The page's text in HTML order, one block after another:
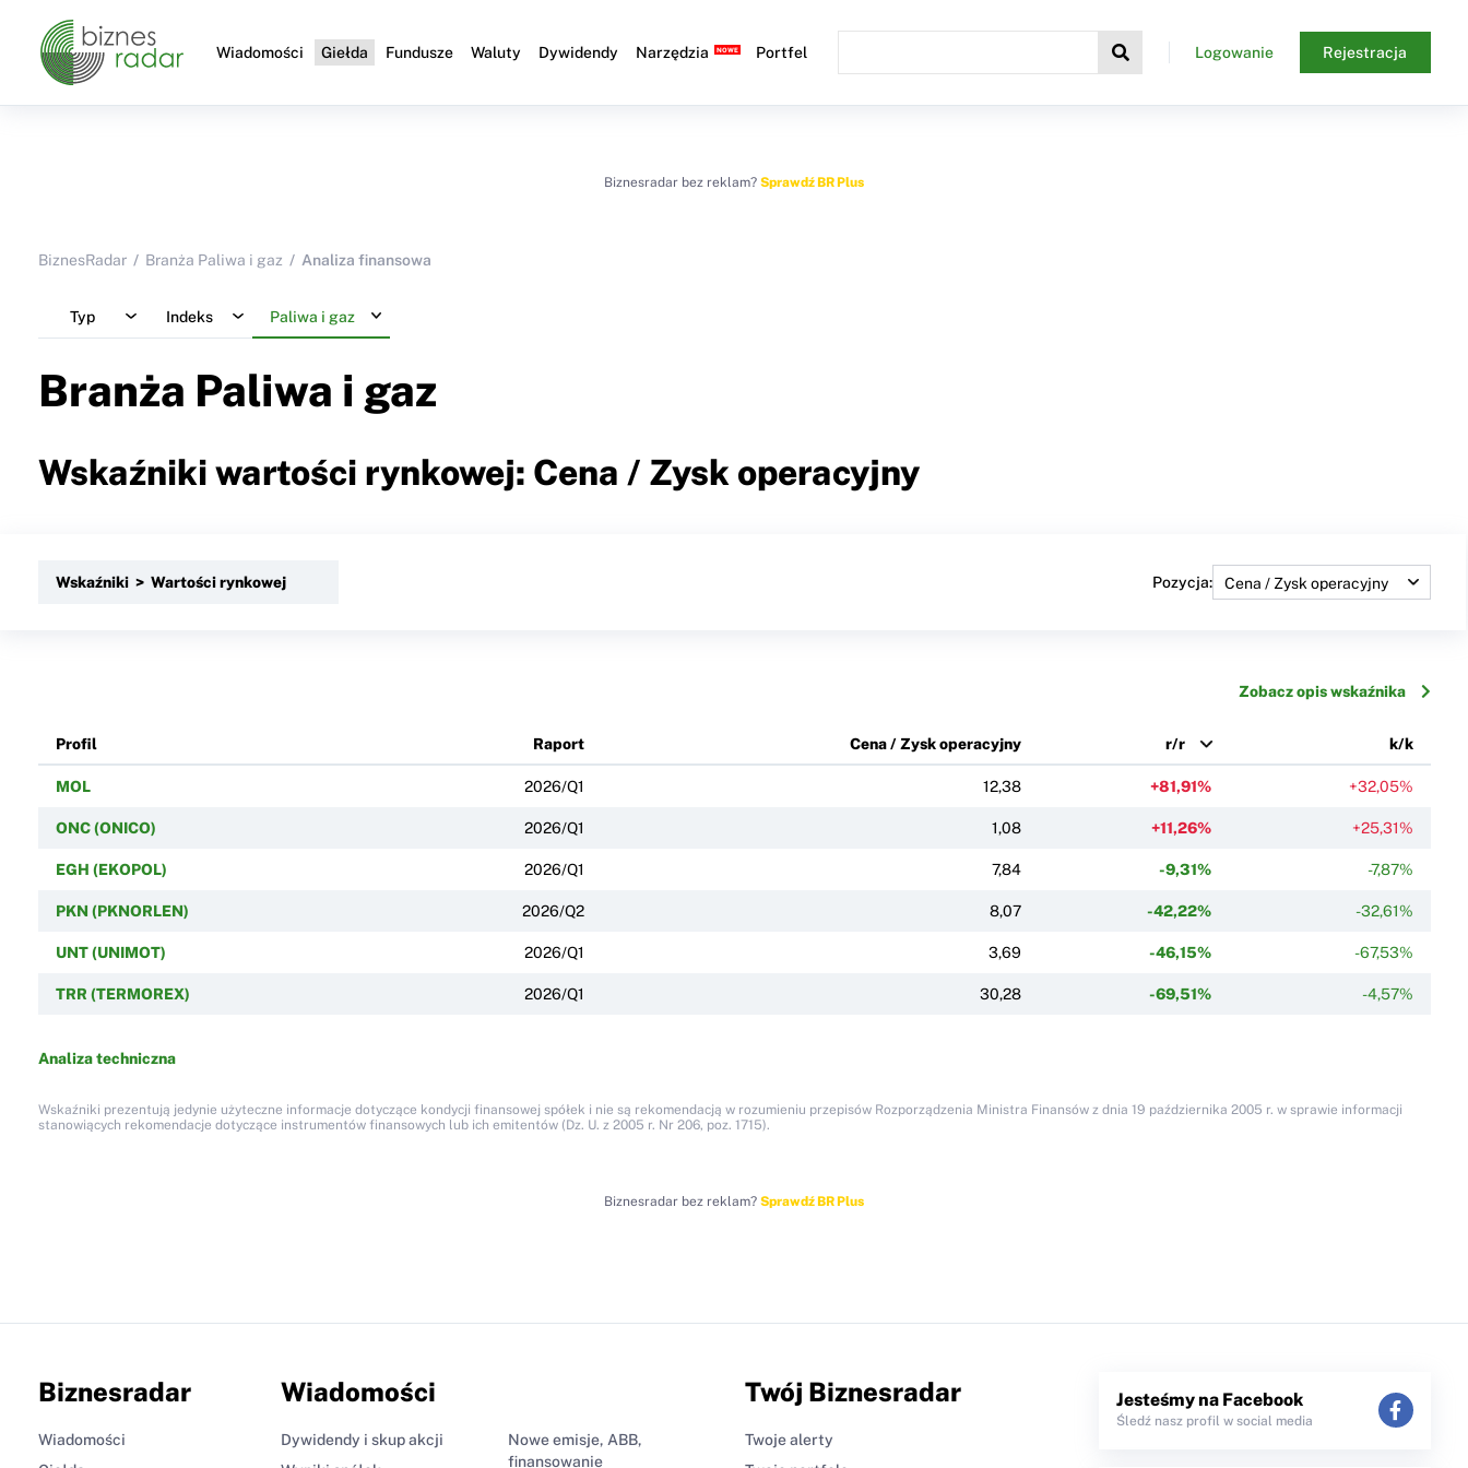
Wiadomości Giełda Fundusze Waluty Dywidendy Narzędzia Portfel Logowanie Rejestracja
Biznesradar bez reklam? Sprawdź BR Plus
BiznesRadar Branża Paliwa i gaz Analiza finansowa
Typ Indeks Paliwa i gaz
Branża Paliwa i gaz
Wskaźniki wartości rynkowej: Cena / Zysk operacyjny
Wskaźniki > Wartości rynkowej Pozycja:
Zobacz opis wskaźnika
Profil Raport Cena / Zysk operacyjny r/r k/k
MOL 2026/Q1 12,38 +81,91% +32,05%
ONC (ONICO) 2026/Q1 1,08 +11,26% +25,31%
EGH (EKOPOL) 2026/Q1 7,84 -9,31% -7,87%
PKN (PKNORLEN) 2026/Q2 8,07 -42,22% -32,61%
UNT (UNIMOT) 2026/Q1 3,69 -46,15% -67,53%
TRR (TERMOREX) 2026/Q1 30,28 -69,51% -4,57%
Analiza techniczna
Wskaźniki prezentują jedynie użyteczne informacje dotyczące kondycji finansowej spółek i nie są rekomendacją w rozumieniu przepisów Rozporządzenia Ministra Finansów z dnia 19 października 2005 r. w sprawie informacji
stanowiących rekomendacje dotyczące instrumentów finansowych lub ich emitentów (Dz. U. z 2005 r. Nr 206, poz. 1715).
Biznesradar bez reklam? Sprawdź BR Plus
Biznesradar
Wiadomości
Wiadomości
Dywidendy i skup akcji
Nowe emisje, ABB,
finansowanie
Twój Biznesradar
Twoje alerty
Jesteśmy na Facebook
Śledź nasz profil w social media